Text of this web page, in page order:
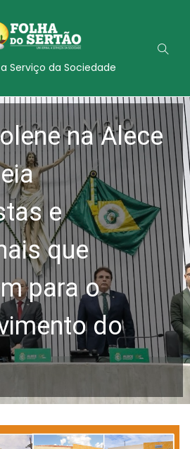
Serviço da Sociedade
na Alece
e
que
para o
do